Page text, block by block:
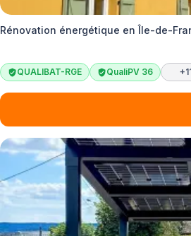
Rénovation énergétique en Île-de-
QUALIBAT-RGE QualiPV 36